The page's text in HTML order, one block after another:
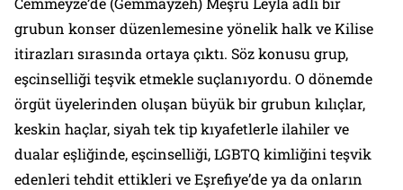
grubun konser düzenlemesine yönelik halk ve Kilise
itirazları sırasında ortaya çıktı. Söz konusu grup,
eşcinselliği teşvik etmekle suçlanıyordu. O dönemde
örgüt üyelerinden oluşan büyük bir grubun kılıçlar,
keskin haçlar, siyah tek tip kıyafetlerle ilahiler ve
dualar eşliğinde, eşcinselliği, LGBTQ kimliğini teşvik
edenleri tehdit ettikleri ve Eşrefiye’de ya da onların